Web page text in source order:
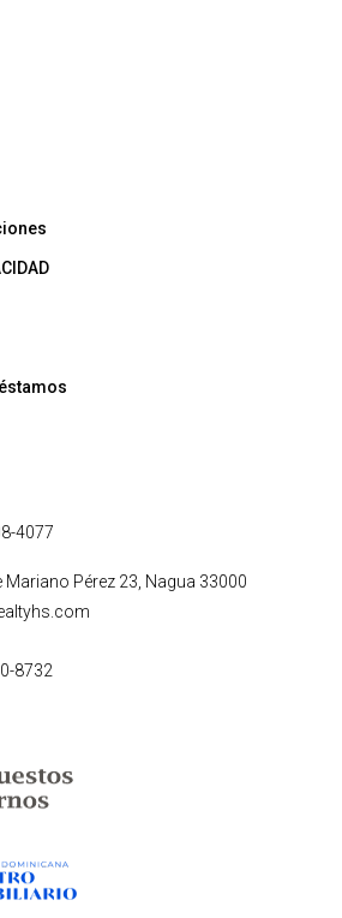
4077
Mariano Pérez 23, Nagua 33000
8732